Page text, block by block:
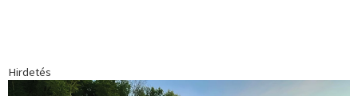
Hirdetés